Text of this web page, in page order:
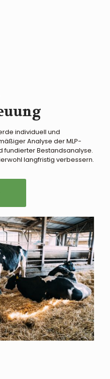
individuell und
Analyse der MLP-
fundierter Bestandsanalyse.
langfristig verbessern.